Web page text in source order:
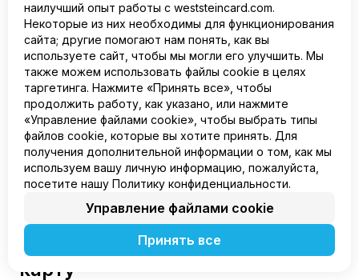
2022-06-15
Лучшая виртуальная карта для
реальных покупок
2022-06-15
Международные переводы: с
WestStein легко и быстро
2022-05-17
Как выбрать виртуальную
карту
наилучший опыт работы с weststeincard.com.
Некоторые из них необходимы для функционирования
сайта; другие помогают нам понять, как вы
используете сайт, чтобы мы могли его улучшить. Мы
также можем использовать файлы cookie в целях
таргетинга. Нажмите «Принять все», чтобы
продолжить работу, как указано, или нажмите
«Управление файлами cookie», чтобы выбрать типы
файлов cookie, которые вы хотите принять. Для
получения дополнительной информации о том, как мы
используем вашу личную информацию, пожалуйста,
посетите нашу Политику конфиденциальности.
Управление файлами cookie
Принять все